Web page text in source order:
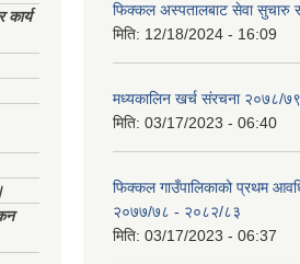
कार्य
फिक्कल अस्पतालबाट सेवा सुचारु
मिति: 12/18/2024 - 16:09
मध्यकालिन खर्च संरचना २०७८/
मिति: 03/17/2023 - 06:40
फिक्कल गाउँपालिकाको प्रथम
२०७७/७८ - २०८२/८३
मिति: 03/17/2023 - 06:37